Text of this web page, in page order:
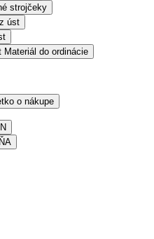
strojčeky
úst
Materiál do ordinácie
o nákupe